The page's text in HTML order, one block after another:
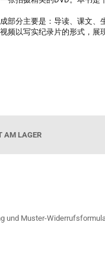
部分主要是：导读、课文
频以写实纪录片的形式，展
AM LAGER
und Muster-